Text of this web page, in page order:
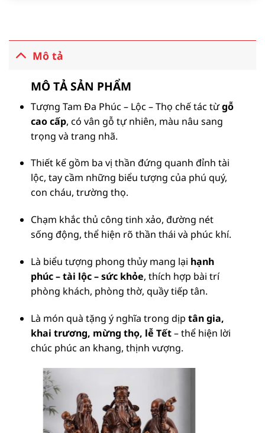
Mô tả
MÔ TẢ SẢN PHẨM
Tượng Tam Đa Phúc – Lộc – Thọ chế tác từgỗ
cao cấp, có vân gỗ tự nhiên, màu nâu sang
trọng và trang nhã.
Thiết kế gồm ba vị thần đứng quanh đỉnh tài
lộc, tay cầm những biểu tượng của phú quý,
con cháu, trường thọ.
Chạm khắc thủ công tinh xảo, đường nét
sống động, thể hiện rõ thần thái và phúc khí.
Là biểu tượng phong thủy mang lại hạnh
phúc – tài lộc – sức khỏe, thích hợp bài trí
phòng khách, phòng thờ, quầy tiếp tân.
Là món quà tặng ý nghĩa trong dịp tân gia,
khai trương, mừng thọ, lễ Tết– thể hiện lời
chúc phúc an khang, thịnh vượng.